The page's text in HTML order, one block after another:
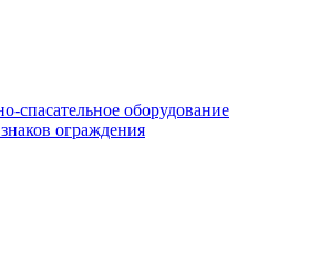
спасательное оборудование
ограждения